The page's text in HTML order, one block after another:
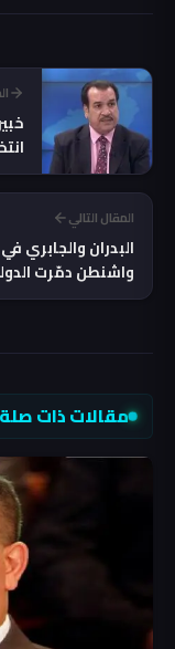
المقال التالي
البدران
واشنطن دمّرت
الجديد أُفرغ من
مقالات ذات صلة